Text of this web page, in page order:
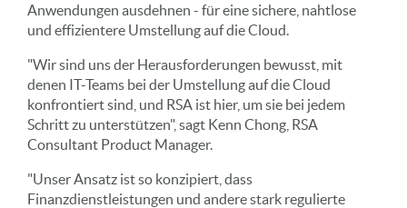
Anwendungen ausdehnen - für eine sichere, nahtlose
und effizientere Umstellung auf die Cloud.
"Wir sind uns der Herausforderungen bewusst, mit
denen IT-Teams bei der Umstellung auf die Cloud
konfrontiert sind, und RSA ist hier, um sie bei jedem
Schritt zu unterstützen", sagt Kenn Chong, RSA
Consultant Product Manager.
"Unser Ansatz ist so konzipiert, dass
Finanzdienstleistungen und andere stark regulierte